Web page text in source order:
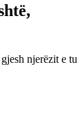
njerëzit e